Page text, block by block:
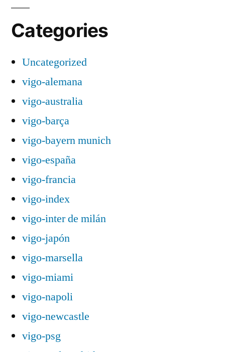
Categories
Uncategorized
vigo-alemana
vigo-australia
vigo-barça
vigo-bayern munich
vigo-españa
vigo-francia
vigo-index
vigo-inter de milán
vigo-japón
vigo-marsella
vigo-miami
vigo-napoli
vigo-newcastle
vigo-psg